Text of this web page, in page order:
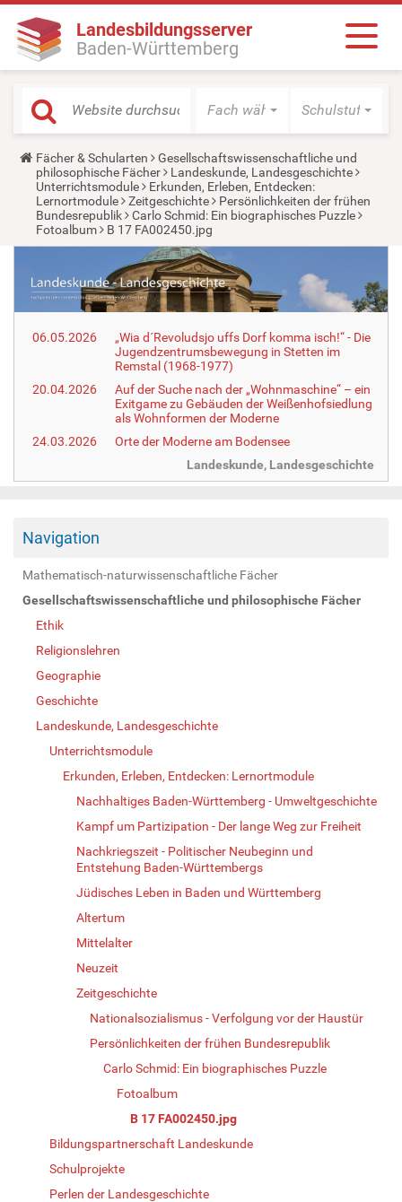
Landesbildungsserver
Baden-Württemberg
Fach wählen Schulstufe
Y
o
u
a
r
e
h
e
:
Fächer & Schularten
Gesellschaftswissenschaftliche und
philosophische Fächer
Landeskunde, Landesgeschichte
Unterrichtsmodule
Erkunden, Erleben, Entdecken:
Lernortmodule
Zeitgeschichte
Persönlichkeiten der frühen
Bundesrepublik
Carlo Schmid: Ein biographisches Puzzle
Fotoalbum
B 17 FA002450.jpg
06.05.2026
„Wia d´Revoludsjo uffs Dorf komma isch!“ - Die
Jugendzentrumsbewegung in Stetten im
Remstal (1968-1977)
20.04.2026
Auf der Suche nach der „Wohnmaschine“ – ein
Exitgame zu Gebäuden der Weißenhofsiedlung
als Wohnformen der Moderne
24.03.2026
Orte der Moderne am Bodensee
Landeskunde, Landesgeschichte
Navigation
Mathematisch-naturwissenschaftliche Fächer
Gesellschaftswissenschaftliche und philosophische Fächer
Ethik
Religionslehren
Geographie
Geschichte
Landeskunde, Landesgeschichte
Unterrichtsmodule
Erkunden, Erleben, Entdecken: Lernortmodule
Nachhaltiges Baden-Württemberg - Umweltgeschichte
Kampf um Partizipation - Der lange Weg zur Freiheit
Nachkriegszeit - Politischer Neubeginn und
Entstehung Baden-Württembergs
Jüdisches Leben in Baden und Württemberg
Altertum
Mittelalter
Neuzeit
Zeitgeschichte
Nationalsozialismus - Verfolgung vor der Haustür
Persönlichkeiten der frühen Bundesrepublik
Carlo Schmid: Ein biographisches Puzzle
Fotoalbum
B 17 FA002450.jpg
Bildungspartnerschaft Landeskunde
Schulprojekte
Perlen der Landesgeschichte